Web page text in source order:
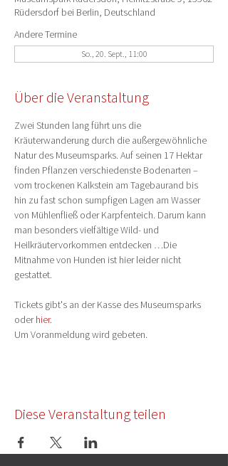
Rüdersdorf bei Berlin, Deutschland
Andere Termine
So., 20. Sept., 11:00
Über die Veranstaltung
Zwei Stunden lang führt uns die
Kräuterwanderung durch die außergewöhnliche
Natur des Museumsparks. Auf seinen 17 Hektar
finden Pflanzen verschiedenste Bodenarten –
vom trockenen Kalkstein am Tagebaurand bis
hin zu fast schon sumpfigen Lagen am Wasser
von Mühlenfließ oder Karpfenteich. Darum kann
man besonders vielfältige Wild- und
Heilkräutervorkommen entdecken …Die
Mitnahme von Hunden ist hier leider nicht
gestattet.
Tickets gibt's an der Kasse des Museumsparks
oder hier.
Um Voranmeldung wird gebeten.
Diese Veranstaltung teilen